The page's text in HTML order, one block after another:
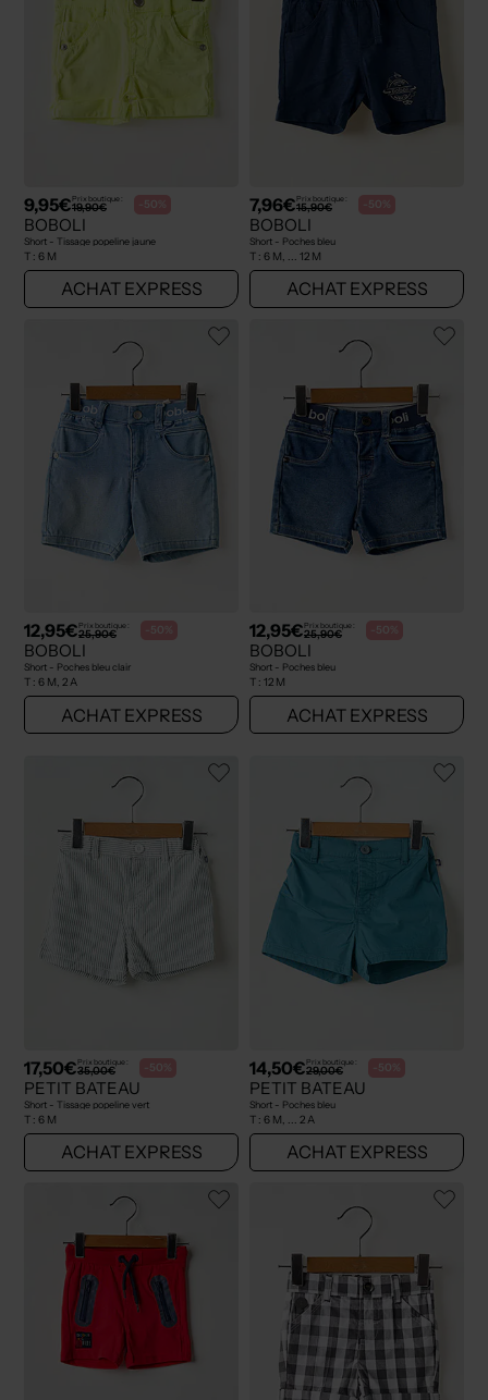
9,95€Prix boutique :
19,90€ -50%
BOBOLI
Short - Tissage popeline jaune
T : 6 M
ACHAT EXPRESS
7,96€Prix boutique :
15,90€ -50%
BOBOLI
Short - Poches bleu
T : 6 M, ... 12 M
ACHAT EXPRESS
12,95€Prix boutique :
25,90€ -50%
BOBOLI
Short - Poches bleu clair
T : 6 M, 2 A
ACHAT EXPRESS
12,95€Prix boutique :
25,90€ -50%
BOBOLI
Short - Poches bleu
T : 12 M
ACHAT EXPRESS
17,50€Prix boutique :
35,00€ -50%
PETIT BATEAU
Short - Tissage popeline vert
T : 6 M
ACHAT EXPRESS
14,50€Prix boutique :
29,00€ -50%
PETIT BATEAU
Short - Poches bleu
T : 6 M, ... 2 A
ACHAT EXPRESS